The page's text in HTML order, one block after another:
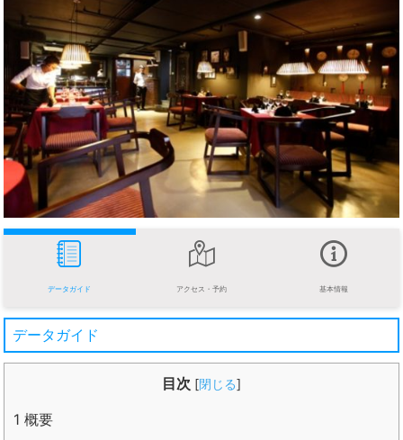
データガイド アクセス・予約 基本情報
データガイド
目次 [閉じる]
1 概要